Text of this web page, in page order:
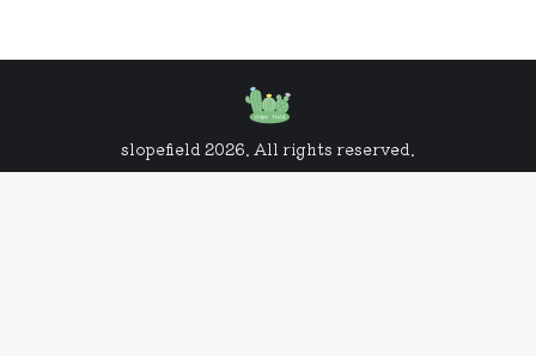
slopefield 2026. All rights reserved.